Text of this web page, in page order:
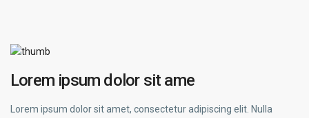
Lorem ipsum dolor sit ame
Lorem ipsum dolor sit amet, consectetur adipiscing elit. Nulla